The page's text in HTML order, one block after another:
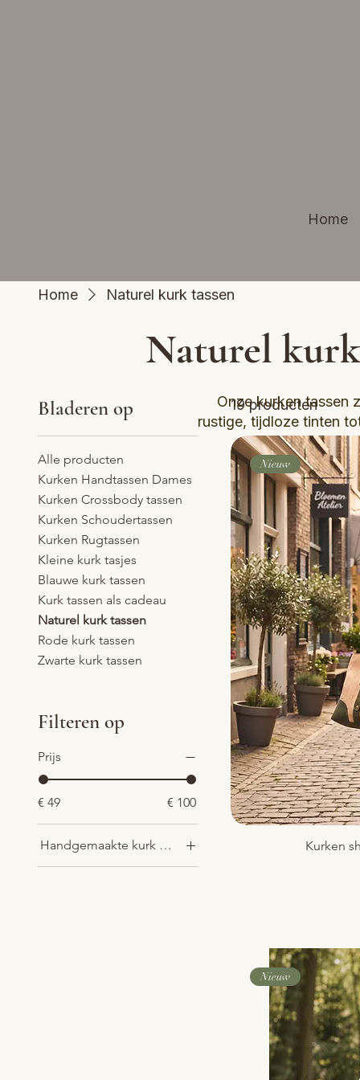
Home
Home Naturel kurk tassen
Naturel
Bladeren op
Alle producten
Kurken Handtassen Dames
Kurken Crossbody tassen
Kurken Schoudertassen
Kurken Rugtassen
Kleine kurk tasjes
Blauwe kurk tassen
Kurk tassen als cadeau
Naturel kurk tassen
Rode kurk tassen
Zwarte kurk tassen
Filteren op
Prijs
€ 49 € 100
Handgemaakte kurk crossbody tas met zwarte waaiers
waaiermotief
19 producten
Nieuw
Kurken
Nieuw
Onze kurken tassen
rustige, tijdloze tinten